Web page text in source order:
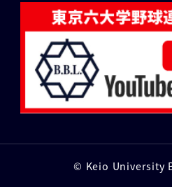
© Keio University